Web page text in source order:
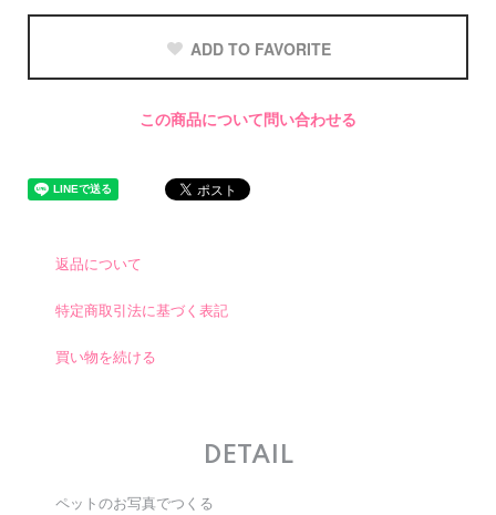
ADD TO FAVORITE
この商品について問い合わせる
返品について
特定商取引法に基づく表記
買い物を続ける
DETAIL
ペットのお写真でつくる